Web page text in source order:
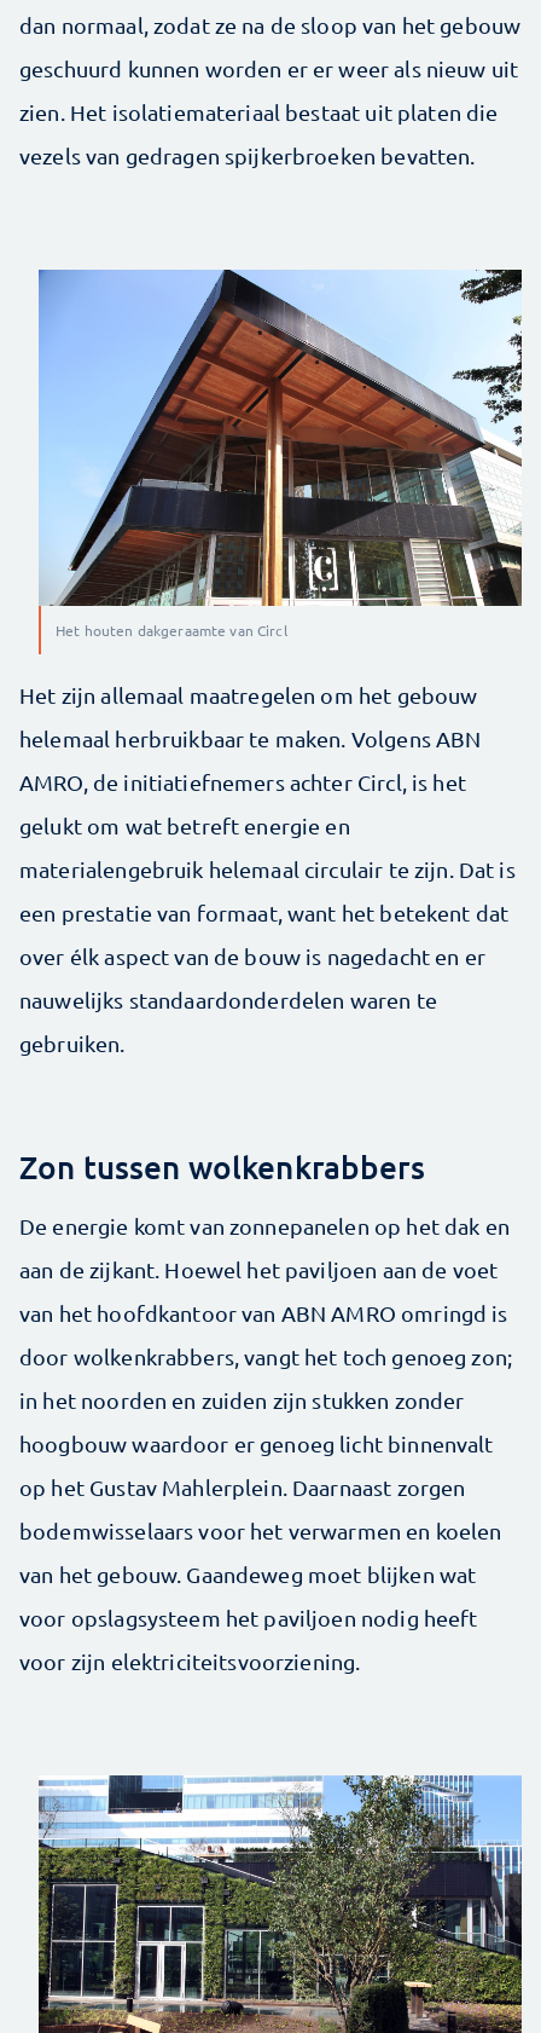
dan normaal, zodat ze na de sloop van het gebouw
geschuurd kunnen worden er er weer als nieuw uit
zien. Het isolatiemateriaal bestaat uit platen die
vezels van gedragen spijkerbroeken bevatten.
Het houten dakgeraamte van Circl
Het zijn allemaal maatregelen om het gebouw
helemaal herbruikbaar te maken. Volgens ABN
AMRO, de initiatiefnemers achter Circl, is het
gelukt om wat betreft energie en
materialengebruik helemaal circulair te zijn. Dat is
een prestatie van formaat, want het betekent dat
over élk aspect van de bouw is nagedacht en er
nauwelijks standaardonderdelen waren te
gebruiken.
Zon tussen wolkenkrabbers
De energie komt van zonnepanelen op het dak en
aan de zijkant. Hoewel het paviljoen aan de voet
van het hoofdkantoor van ABN AMRO omringd is
door wolkenkrabbers, vangt het toch genoeg zon;
in het noorden en zuiden zijn stukken zonder
hoogbouw waardoor er genoeg licht binnenvalt
op het Gustav Mahlerplein. Daarnaast zorgen
bodemwisselaars voor het verwarmen en koelen
van het gebouw. Gaandeweg moet blijken wat
voor opslagsysteem het paviljoen nodig heeft
voor zijn elektriciteitsvoorziening.